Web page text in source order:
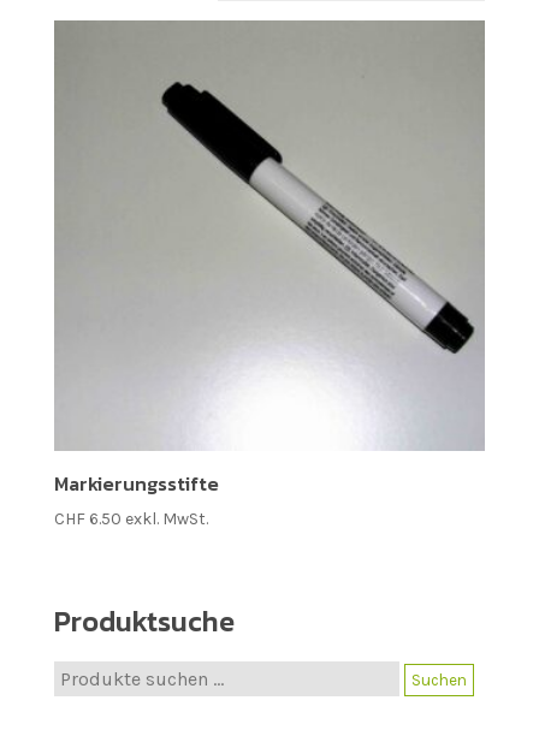
Markierungsstifte
CHF6.50 exkl. MwSt.
Produktsuche
Suche
nach:
Suchen